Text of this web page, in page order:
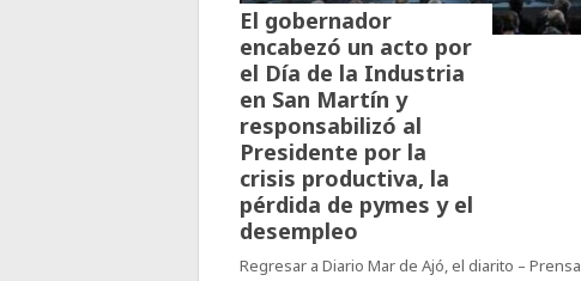
El gobernador
encabezó un acto por
el Día de la Industria
en San Martín y
responsabilizó al
Presidente por la
crisis productiva, la
pérdida de pymes y el
desempleo
Regresar a Diario Mar de Ajó, el diarito – Prensa